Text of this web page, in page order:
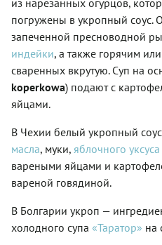
из нарезанных огурцов,
погружены в укропный соус.
запеченной пресноводной
индейки, а также горячим
сваренных вкрутую. Суп на
koperkowa) подают с
яйцами.
В Чехии белый укропный
масла, муки, яблочного уксуса
вареными яйцами и
вареной говядиной.
В Болгарии укроп —
холодного супа «Таратор» на